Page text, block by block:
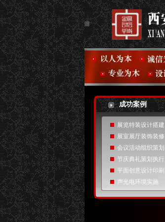
成功案例
展览特装设计搭建
展室展厅装饰装修
会议活动组织策划
节庆典礼策划执行
平面创意设计印刷
声光电环境实施